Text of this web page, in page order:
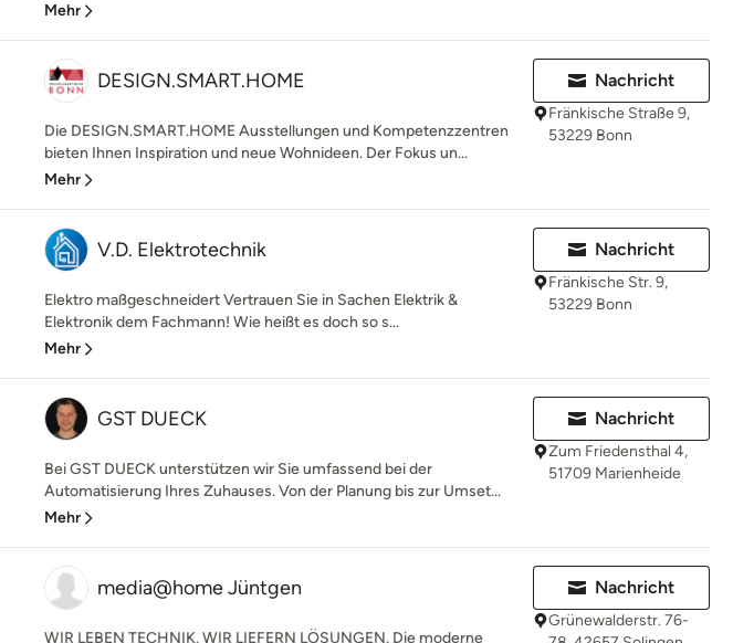
Mehr
DESIGN.SMART.HOME
Die DESIGN.SMART.HOME Ausstellungen und Kompetenzzentren
bieten Ihnen Inspiration und neue Wohnideen. Der Fokus un...
Mehr
Nachricht
Fränkische Straße 9,
53229 Bonn
V.D. Elektrotechnik
Elektro maßgeschneidert Vertrauen Sie in Sachen Elektrik &
Elektronik dem Fachmann! Wie heißt es doch so s...
Mehr
Nachricht
Fränkische Str. 9,
53229 Bonn
GST DUECK
Bei GST DUECK unterstützen wir Sie umfassend bei der
Automatisierung Ihres Zuhauses. Von der Planung bis zur Umset...
Mehr
Nachricht
Zum Friedensthal 4,
51709 Marienheide
media@home Jüntgen
WIR LEBEN TECHNIK. WIR LIEFERN LÖSUNGEN. Die moderne
Nachricht
Grünewalderstr. 76-